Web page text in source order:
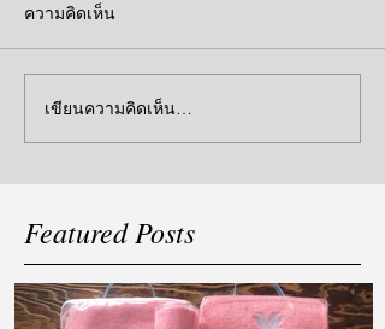
ความคิดเห็น
เขียนความคิดเห็น…
Featured Posts